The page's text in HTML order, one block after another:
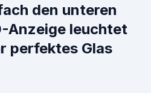
den unteren
Anzeige leuchtet
perfektes Glas